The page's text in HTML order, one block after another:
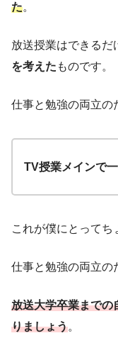
た。
放送授業はできるだ
を考えた ものです。
仕事と勉強の両立の
TV授業メインで
これが僕にとってち
仕事と勉強の両立の
放送大学卒業までの
りましょう。